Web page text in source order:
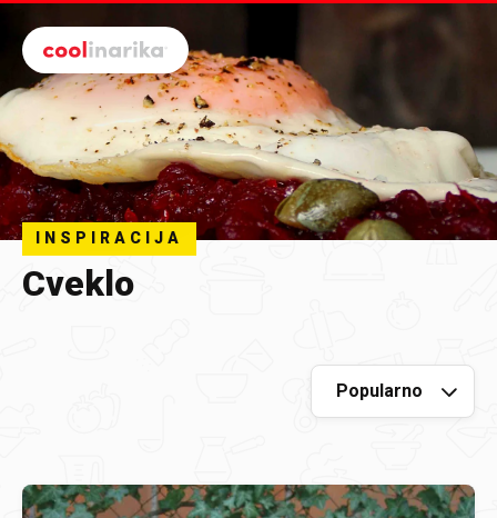
INSPIRACIJA
Cveklo